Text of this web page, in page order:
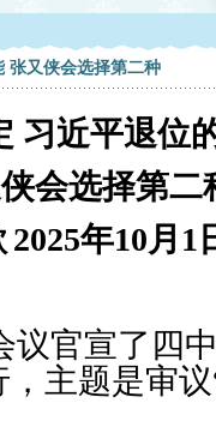
张又侠会选择第二种
习近平退位
会选择第二
2025年10月 1
议官宣了四
，主题是审